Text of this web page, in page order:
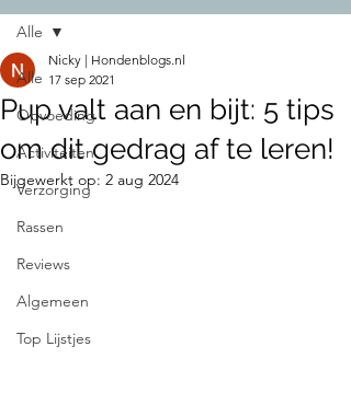
Alle
Opvoeding
Activiteiten
Verzorging
Rassen
Reviews
Algemeen
Top Lijstjes
Alle
Pup valt aan en bijt: 5 tips
om dit gedrag af te leren!
Nicky | Hondenblogs.nl
17 sep 2021
Bijgewerkt op: 2 aug 2024